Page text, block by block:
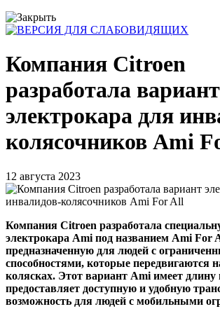
Компания Citroen
разработала вариант
электрокара для
колясочников Ami
12 августа 2023
Компания Citroen разработала
электрокара Ami под названием Ami For
предназначенную для людей с
способностями, которые передвигаются
колясках. Этот вариант Ami имеет длину
предоставляет доступную и удобную
возможность для людей с мобильными